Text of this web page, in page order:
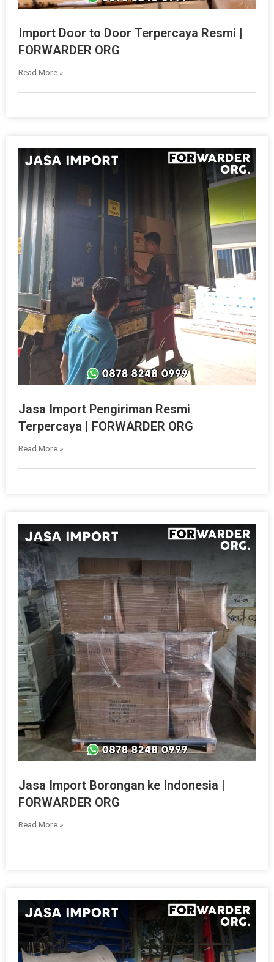
Import Door to Door Terpercaya Resmi |
FORWARDER ORG
Read More »
Jasa Import Pengiriman Resmi
Terpercaya | FORWARDER ORG
Read More »
Jasa Import Borongan ke Indonesia |
FORWARDER ORG
Read More »